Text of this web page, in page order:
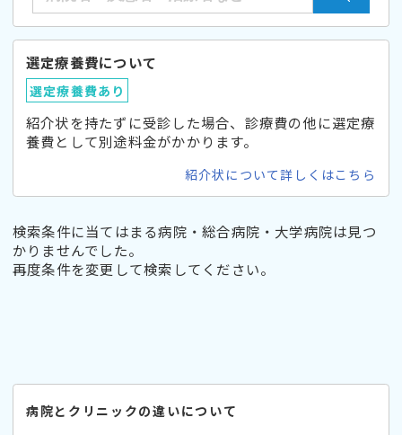
選定療養費について
選定療養費あり
紹介状を持たずに受診した場合、診療費の他に選定療
養費として別途料金がかかります。
紹介状について詳しくはこちら
検索条件に当てはまる病院・総合病院・大学病院は見つ
かりませんでした。
再度条件を変更して検索してください。
病院とクリニックの違いについて